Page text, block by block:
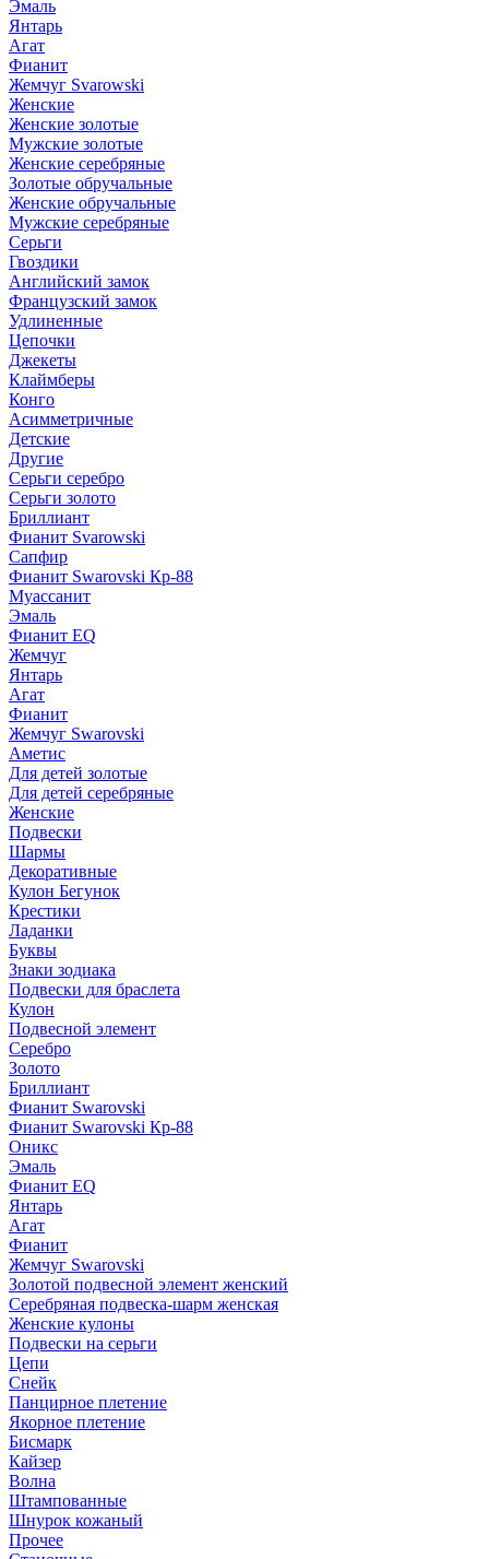
Эмаль
Янтарь
Агат
Фианит
Жемчуг Svarowski
Женские
Женские золотые
Мужские золотые
Женские серебряные
Золотые обручальные
Женские обручальные
Мужские серебряные
Серьги
Гвоздики
Английский замок
Французский замок
Удлиненные
Цепочки
Джекеты
Клаймберы
Конго
Асимметричные
Детские
Другие
Серьги серебро
Серьги золото
Бриллиант
Фианит Svarowski
Сапфир
Фианит Swarovski Кр-88
Муассанит
Эмаль
Фианит EQ
Жемчуг
Янтарь
Агат
Фианит
Жемчуг Swarovski
Аметис
Для детей золотые
Для детей серебряные
Женские
Подвески
Шармы
Декоративные
Кулон Бегунок
Крестики
Ладанки
Буквы
Знаки зодиака
Подвески для браслета
Кулон
Подвесной элемент
Серебро
Золото
Бриллиант
Фианит Swarovski
Фианит Swarovski Кр-88
Оникс
Эмаль
Фианит EQ
Янтарь
Агат
Фианит
Жемчуг Swarovski
Золотой подвесной элемент женcкий
Серебряная подвеска-шарм женская
Женские кулоны
Подвески на серьги
Цепи
Снейк
Панцирное плетение
Якорное плетение
Бисмарк
Кайзер
Волна
Штампованные
Шнурок кожаный
Прочее